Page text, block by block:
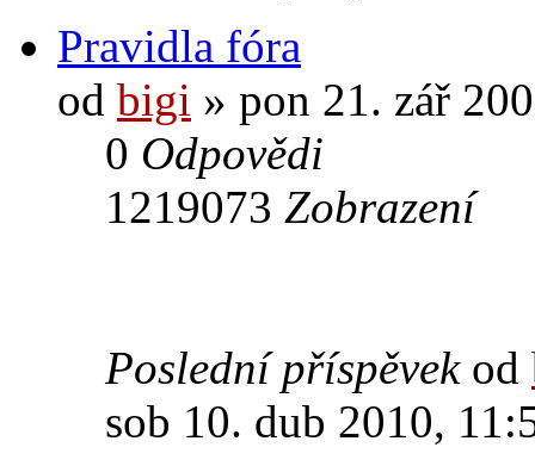
Pravidla fóra
od bigi » pon 21. zář
0 Odpovědi
1219073 Zobrazení
Poslední příspěvek od
sob 10. dub 2010,